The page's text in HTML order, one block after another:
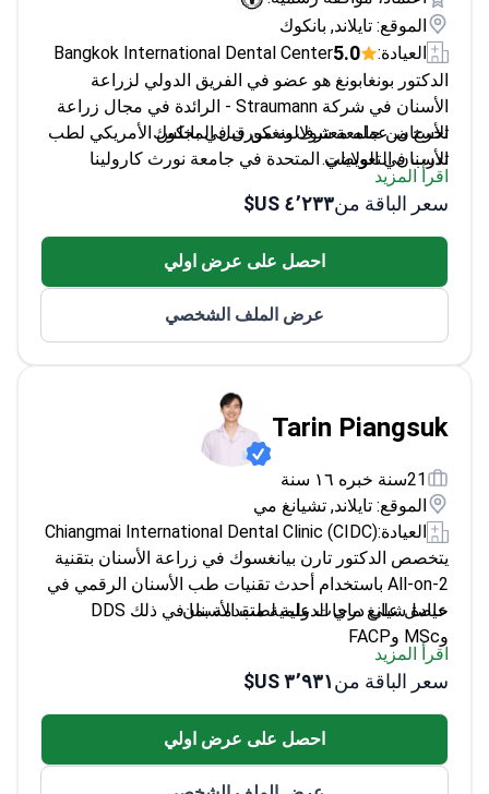
العيادة:
5.0
Bangkok International Dental Center
الدكتور بونغابونغ هو عضو في الفريق الدولي لزراعة
الأسنان في شركة Straumann - الرائدة في مجال زراعة
الأسنان. عمله معترف به من قبل المجلس الأمريكي لطب
الأسنان التعويضي.
تخرج من جامعة شولالونغكورن في بانكوك
تدرب في الولايات المتحدة في جامعة نورث كارولينا
باحث نشط ولديه العديد من المنشورات العلمية
متخصص في زراعة الأسنان وطب الأسنان التجميلي
اقرأ المزيد
سعر الباقة من٤٬٢٣٣ US$
عرض الملف الشخصي
21سنة خبره ١٦ سنة
الموقع: تايلاند, تشيانغ مي
العيادة: Chiangmai International Dental Clinic (CIDC)
يتخصص الدكتور تارن بيانغسوك في زراعة الأسنان بتقنية
All-on-2 باستخدام أحدث تقنيات طب الأسنان الرقمي في
عيادة شيانغ ماي الدولية لطب الأسنان.
حاصل على درجات علمية متقدمة بما في ذلك DDS
وMSc وFACP
تدرب في مجال الاستعاضة السنية في جامعة أيوا
خبير في طب الأسنان الرقمي لزراعة الأسنان بدقة
يجمع بين المعرفة الأكاديمية والمهارات السريرية
العملية
اقرأ المزيد
سعر الباقة من
عرض الملف الشخصي